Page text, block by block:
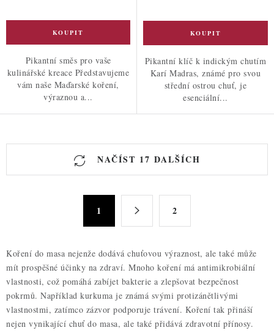
Pikantní směs pro vaše
kulinářské kreace Představujeme
vám naše Maďarské koření,
výraznou a...
Pikantní klíč k indickým chutím
Karí Madras, známé pro svou
střední ostrou chuť, je
esenciální...
O
l
c
í
p
r
v
k
NAČÍST 17 DALŠÍCH
n
k
o
v
á
1 2
Koření do masa nejenže dodává chuťovou výraznost, ale také může
mít prospěšné účinky na zdraví. Mnoho koření má antimikrobiální
vlastnosti, což pomáhá zabíjet bakterie a zlepšovat bezpečnost
pokrmů. Například kurkuma je známá svými protizánětlivými
vlastnostmi, zatímco zázvor podporuje trávení. Koření tak přináší
nejen vynikající chuť do masa, ale také přidává zdravotní přínosy.